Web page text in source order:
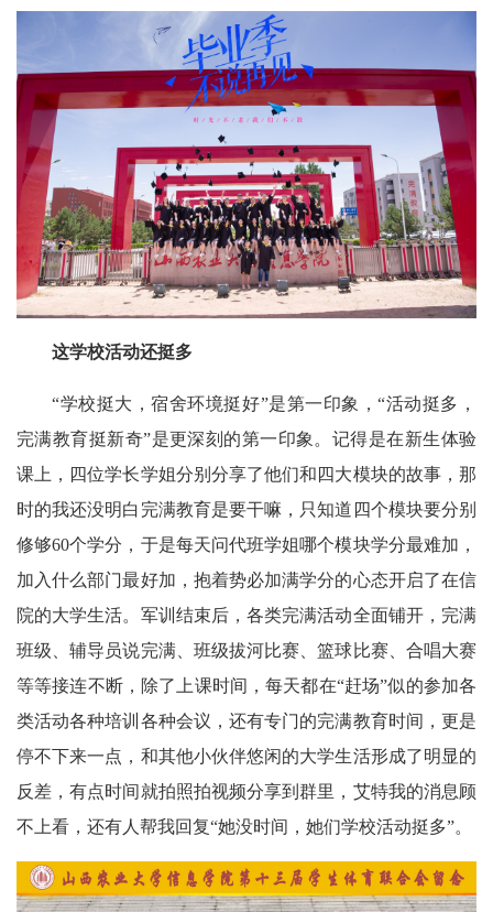
这学校活动还挺多
“学校挺大，宿舍环境挺好”是第一印象，“活动挺多，
完满教育挺新奇”是更深刻的第一印象。记得是在新生体验
课上，四位学长学姐分别分享了他们和四大模块的故事，那
时的我还没明白完满教育是要干嘛，只知道四个模块要分别
修够60个学分，于是每天问代班学姐哪个模块学分最难加，
加入什么部门最好加，抱着势必加满学分的心态开启了在信
院的大学生活。军训结束后，各类完满活动全面铺开，完满
班级、辅导员说完满、班级拔河比赛、篮球比赛、合唱大赛
等等接连不断，除了上课时间，每天都在“赶场”似的参加各
类活动各种培训各种会议，还有专门的完满教育时间，更是
停不下来一点，和其他小伙伴悠闲的大学生活形成了明显的
反差，有点时间就拍照拍视频分享到群里，艾特我的消息顾
不上看，还有人帮我回复“她没时间，她们学校活动挺多”。